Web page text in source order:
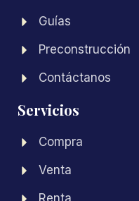
Guías
Preconstrucción
Contáctanos
Servicios
Compra
Venta